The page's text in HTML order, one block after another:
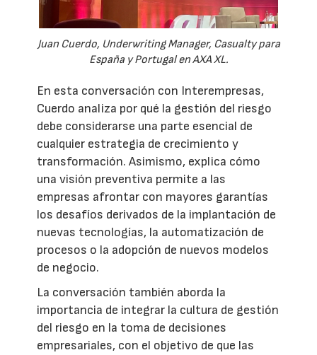
Juan Cuerdo, Underwriting Manager, Casualty para
España y Portugal en AXA XL.
En esta conversación con Interempresas,
Cuerdo analiza por qué la gestión del riesgo
debe considerarse una parte esencial de
cualquier estrategia de crecimiento y
transformación. Asimismo, explica cómo
una visión preventiva permite a las
empresas afrontar con mayores garantías
los desafíos derivados de la implantación de
nuevas tecnologías, la automatización de
procesos o la adopción de nuevos modelos
de negocio.
La conversación también aborda la
importancia de integrar la cultura de gestión
del riesgo en la toma de decisiones
empresariales, con el objetivo de que las